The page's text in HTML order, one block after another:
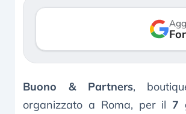
Buono & Partners,
organizzato a Roma, per il 7